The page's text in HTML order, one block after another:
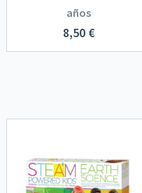
años
8,50 €